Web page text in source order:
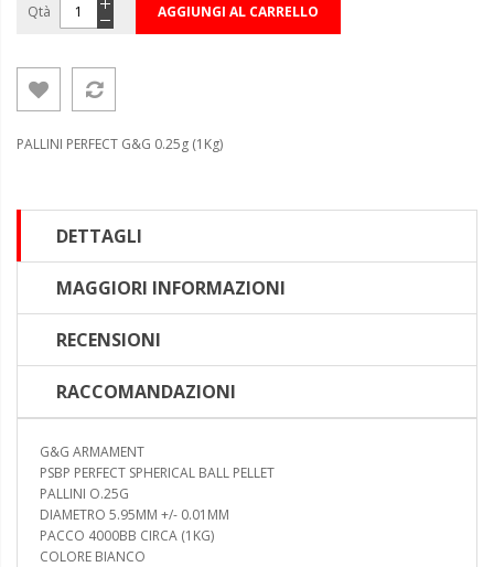
Qtà AGGIUNGI AL CARRELLO
PALLINI PERFECT G&G 0.25g (1Kg)
DETTAGLI
MAGGIORI INFORMAZIONI
RECENSIONI
RACCOMANDAZIONI
G&G ARMAMENT
PSBP PERFECT SPHERICAL BALL PELLET
PALLINI O.25G
DIAMETRO 5.95MM +/- 0.01MM
PACCO 4000BB CIRCA (1KG)
COLORE BIANCO